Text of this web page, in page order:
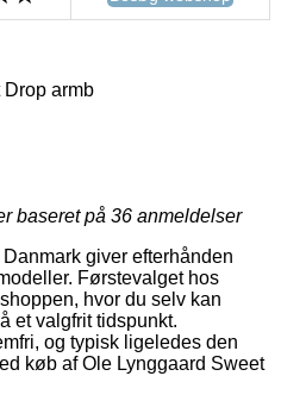
armb
baseret på 36 anmeldelser
giver efterhånden
Førstevalget hos
hvor du selv kan
et valgfrit tidspunkt.
og typisk ligeledes den
køb af Ole Lynggaard Sweet